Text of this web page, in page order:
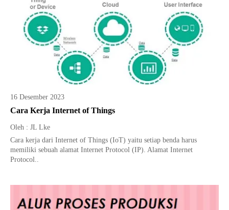
16 Desember 2023
Cara Kerja Internet of Things
Oleh : JL Lke
Cara kerja dari Internet of Things (IoT) yaitu setiap benda harus
memiliki sebuah alamat Internet Protocol (IP). Alamat Internet
Protocol..